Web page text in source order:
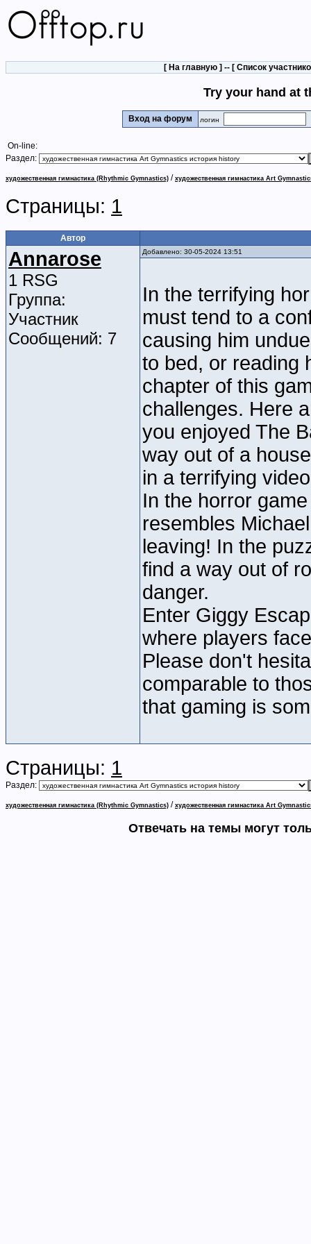
[ На главную ] -- [ Список
Try your hand at
Вход на форум логин
On-line:
Раздел:
художественная гимнастика (Rhythmic Gymnastics) / художественная гимнастика Art
Страницы: 1
Автор
Annarose
1 RSG
Группа:
Участник
Сообщений: 7
Добавлено: 30-05-2024 13:51
In the terrifying
must tend to a
causing him
to bed, or reading
chapter of this
challenges. Here
you enjoyed The
way out of a
in a terrifying
In the horror
resembles
leaving! In the
find a way out of
danger.
Enter Giggy
where players
Please don't
comparable to
that gaming is
Страницы: 1
Раздел:
художественная гимнастика (Rhythmic Gymnastics) / художественная гимнастика Art
Отвечать на темы могут